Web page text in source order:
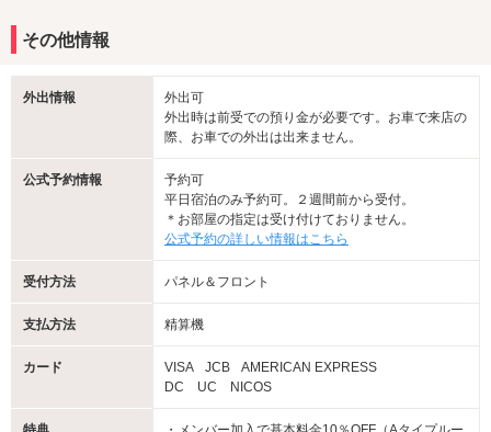
その他情報
外出情報
外出可
外出時は前受での預り金が必要です。お車で来店の
際、お車での外出は出来ません。
公式予約情報
予約可
平日宿泊のみ予約可。２週間前から受付。
＊お部屋の指定は受け付けておりません。
公式予約の詳しい情報はこちら
受付方法 パネル＆フロント
支払方法 精算機
カード VISA JCB
AMERICAN EXPRESS
DC UC NICOS